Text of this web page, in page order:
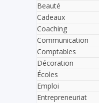
Beauté
Cadeaux
Coaching
Communication
Comptables
Décoration
Écoles
Emploi
Entrepreneuriat